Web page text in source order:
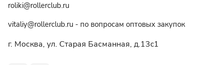
roliki@rollerclub.ru
vitaliy@rollerclub.ru - по вопросам оптовых закупок
г. Москва, ул. Старая Басманная, д.13c1